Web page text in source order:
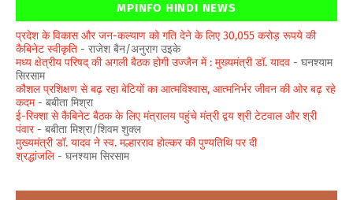
MPINFO HINDI NEWS
प्रदेश के विकास और जन-कल्याण को गति देने के लिए 30,055 करोड़ रूपये की
कैबिनेट स्वीकृति - राजेश बैन/अनुराग उइके
मध्य क्षेत्रीय परिषद् की अगली बैठक होगी उज्जैन में : मुख्यमंत्री डॉ. यादव - घनश्याम
सिरसाम
कौशल प्रशिक्षण से बढ़ रहा बेटियों का आत्मविश्वास, आत्मनिर्भर जीवन की ओर बढ़ रहे
कदम- बबीता मिश्रा
ई-रिक्शा से कैबिनेट बैठक के लिए मंत्रालय पहुंचे मंत्री द्वय श्री टेटवाल और श्री
पंवार- बबीता मिश्रा/शिवम शुक्ल
मुख्यमंत्री डॉ. यादव ने स्व. मल्हारराव होल्कर की पुण्यतिथि पर दी
श्रद्धांजलि- घनश्याम सिरसाम